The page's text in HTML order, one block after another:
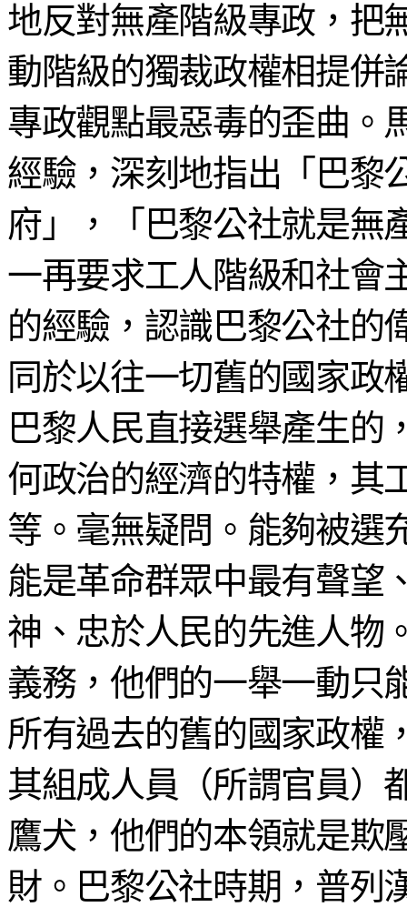
地反對無產階級專政，把
動階級的獨裁政權相提併
專政觀點最惡毒的歪曲。
經驗，深刻地指出「巴黎
府」，「巴黎公社就是無
一再要求工人階級和社會
的經驗，認識巴黎公社的
同於以往一切舊的國家政
巴黎人民直接選舉產生的
何政治的經濟的特權，其
等。毫無疑問。能夠被選
能是革命群眾中最有聲望
神、忠於人民的先進人物
義務，他們的一舉一動只
所有過去的舊的國家政權
其組成人員（所謂官員）
鷹犬，他們的本領就是欺
財。巴黎公社時期，普列